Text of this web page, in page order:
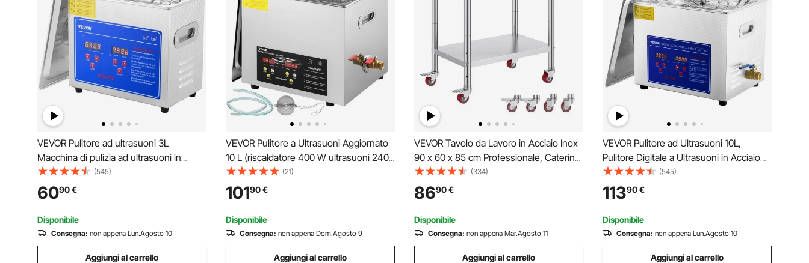
VEVOR Pulitore ad ultrasuoni 3L
Macchina di pulizia ad ultrasuoni in
acciaio inossidabile Timer di
riscaldamento digitale Pulizia gioielli per
uso domestico personale commerciale
(545)
6090€
Disponibile
Consegna: non appena Lun.Agosto 10
Aggiungi al carrello
VEVOR Pulitore a Ultrasuoni Aggiornato
10 L (riscaldatore 400 W ultrasuoni 240
W) Pulitore a Ultrasuoni da Laboratorio
Digitale con Temporizzatore del
Riscaldatore per Pulizia di Parti di
Strumenti
(21)
10190€
Disponibile
Consegna: non appena Dom.Agosto 9
Aggiungi al carrello
VEVOR Tavolo da Lavoro in Acciaio Inox
90 x 60 x 85 cm Professionale, Catering
Tavolo da Lavoro per Cucina in Acciaio
Inox con Ruote, Tavolo da Lavoro
Commerciale Carico 204 kg
(334)
8690€
Disponibile
Consegna: non appena Mar.Agosto 11
Aggiungi al carrello
VEVOR Pulitore ad Ultrasuoni 10L,
Pulitore Digitale a Ultrasuoni in Acciaio
Inox Portatile e Professionale per
Occhiali, Gioielli, Monete, Pulizia Digitale
di Gioielli per Uso Domestico
Commerciale
(545)
11390€
Disponibile
Consegna: non appena Lun.Agosto 10
Aggiungi al carrello